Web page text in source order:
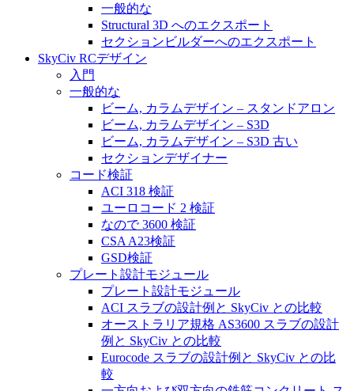
一般的な
Structural 3D へのエクスポート
セクションビルダーへのエクスポート
SkyCiv RCデザイン
入門
一般的な
ビーム, カラムデザイン – スタンドアロン
ビーム, カラムデザイン – S3D
ビーム, カラムデザイン – S3D 古い
セクションデザイナー
コード検証
ACI 318 検証
ユーロコード 2 検証
なので 3600 検証
CSA A23検証
GSD検証
プレート設計モジュール
プレート設計モジュール
ACI スラブの設計例と SkyCiv との比較
オーストラリア規格 AS3600 スラブの設計
例と SkyCiv との比較
Eurocode スラブの設計例と SkyCiv との比
較